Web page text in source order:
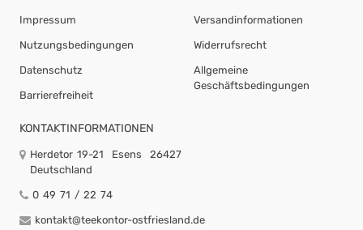
Impressum
Nutzungsbedingungen
Datenschutz
Barrierefreiheit
Versandinformationen
Widerrufsrecht
Allgemeine
Geschäftsbedingungen
KONTAKTINFORMATIONEN
Herdetor 19-21 Esens
26427
Deutschland
0 49 71 / 22 74
kontakt@teekontor-ostfriesland.de